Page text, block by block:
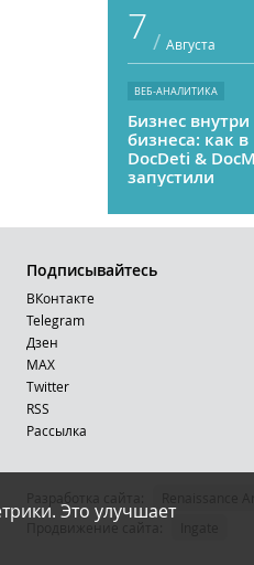
7 / Августа
ВЕБ-АНАЛИТИКА
Бизнес внутри
бизнеса: как в
DocDeti &
запустили
как стартап
Это улучшает
Подписывайтесь
ВКонтакте
Telegram
Дзен
MAX
Тwitter
RSS
Рассылка
Продвижение сайта